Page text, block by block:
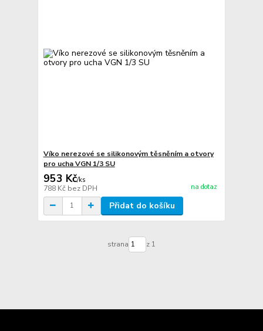
Víko nerezové se silikonovým těsněním a otvory
pro ucha VGN 1/3 SU
953 Kč/ks
788 Kč bez DPH na dotaz
Přidat do košíku
strana z 1